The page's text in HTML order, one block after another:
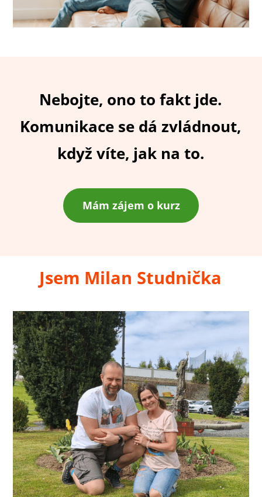
Nebojte, ono to fakt jde.
Komunikace se dá zvládnout,
když víte, jak na to.
Mám zájem o kurz
Jsem Milan Studnička